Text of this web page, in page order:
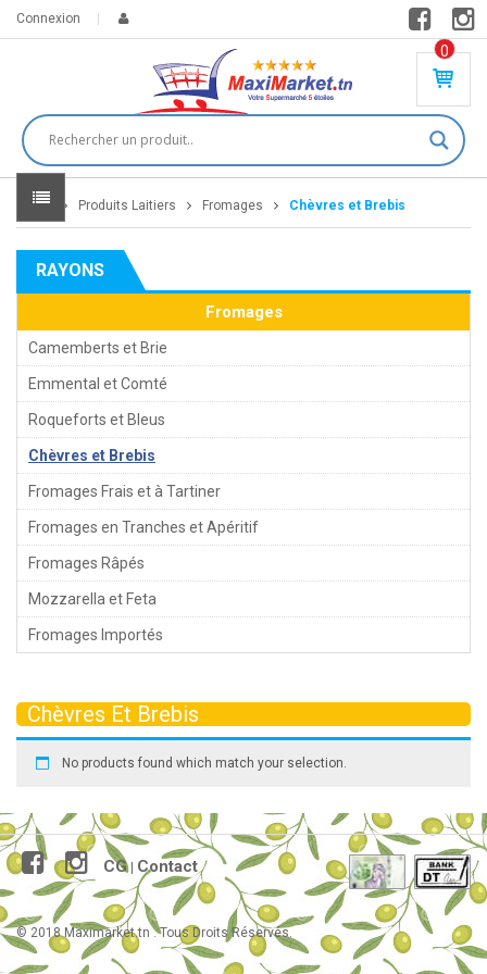
Connexion
0
PR
DU
IT(
S)
DT
Home Produits Laitiers Fromages Chèvres et Brebis
RAYONS
Fromages
Camemberts et Brie
Emmental et Comté
Roqueforts et Bleus
Chèvres et Brebis
Fromages Frais et à Tartiner
Fromages en Tranches et Apéritif
Fromages Râpés
Mozzarella et Feta
Fromages Importés
Chèvres Et Brebis
No products found which match your selection.
CG| Contact
© 2018 Maximarket.tn . Tous Droits Réservés.